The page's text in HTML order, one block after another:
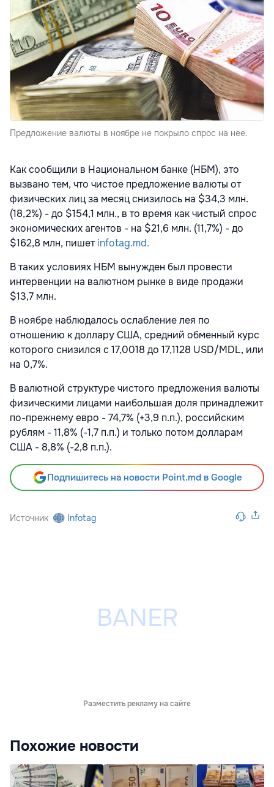
Предложение валюты в ноябре не покрыло спрос на нее.
Как сообщили в Национальном банке (НБМ), это
вызвано тем, что чистое предложение валюты от
физических лиц за месяц снизилось на $34,3 млн.
(18,2%) - до $154,1 млн., в то время как чистый спрос
экономических агентов - на $21,6 млн. (11,7%) - до
$162,8 млн, пишетinfotag.md.
В таких условиях НБМ вынужден был провести
интервенции на валютном рынке в виде продажи
$13,7 млн.
В ноябре наблюдалось ослабление лея по
отношению к доллару США, средний обменный курс
которого снизился с 17,0018 до 17,1128 USD/MDL, или
на 0,7%.
В валютной структуре чистого предложения валюты
физическими лицами наибольшая доля принадлежит
по-прежнему евро - 74,7% (+3,9 п.п.), российским
рублям - 11,8% (-1,7 п.п.) и только потом долларам
США - 8,8% (-2,8 п.п.).
Подпишитесь на новости Point.md в Google
Источник Infotag
Разместить рекламу на сайте
Похожие новости